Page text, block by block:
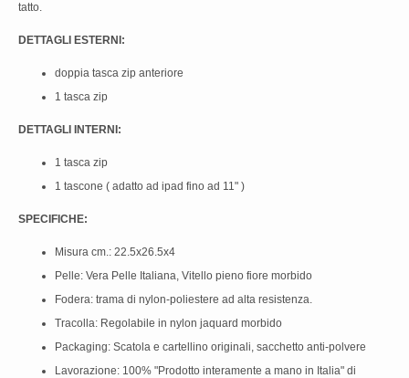
tatto.
DETTAGLI ESTERNI:
doppia tasca zip anteriore
1 tasca zip
DETTAGLI INTERNI:
1 tasca zip
1 tascone ( adatto ad ipad fino ad 11" )
SPECIFICHE:
Misura cm.: 22.5x26.5x4
Pelle: Vera Pelle Italiana, Vitello pieno fiore morbido
Fodera: trama di nylon-poliestere ad alta resistenza.
Tracolla: Regolabile in nylon jaquard morbido
Packaging: Scatola e cartellino originali, sacchetto anti-polvere
Lavorazione: 100% "Prodotto interamente a mano in Italia" di